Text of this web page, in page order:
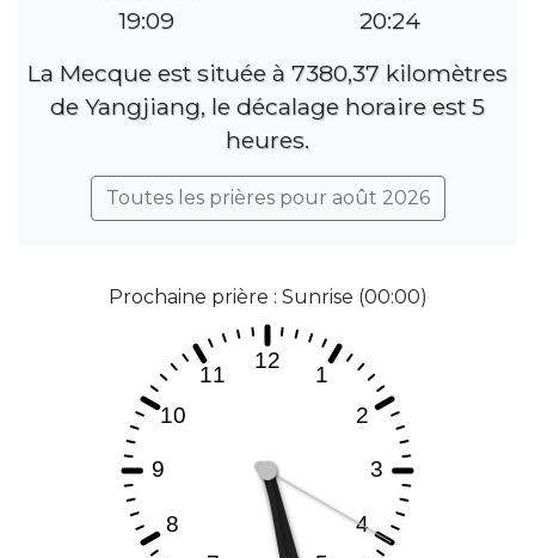
19:09
20:24
La Mecque est située à 7380,37 kilomètres
de Yangjiang, le décalage horaire est 5
heures.
Toutes les prières pour août 2026
Prochaine prière : Sunrise (00:00)